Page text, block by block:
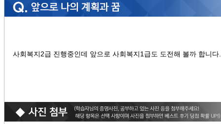
사회복지2급 진행중인데 앞으로 사회복지1급도 도전해 볼까 합니다.